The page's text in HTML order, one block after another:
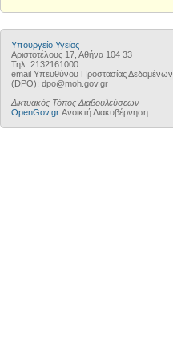
Υπουργείο Υγείας
Αριστοτέλους 17, Αθήνα 104 33
Τηλ: 2132161000
email Υπευθύνου Προστασίας Δεδομένων
(DPO): dpo@moh.gov.gr
Δικτυακός Τόπος Διαβουλεύσεων
OpenGov.gr Ανοικτή Διακυβέρνηση